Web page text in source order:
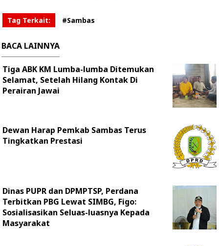
Tag Terkait: #Sambas
BACA LAINNYA
Tiga ABK KM Lumba-lumba Ditemukan
Selamat, Setelah Hilang Kontak Di
Perairan Jawai
Dewan Harap Pemkab Sambas Terus
Tingkatkan Prestasi
Dinas PUPR dan DPMPTSP, Perdana
Terbitkan PBG Lewat SIMBG, Figo:
Sosialisasikan Seluas-luasnya Kepada
Masyarakat